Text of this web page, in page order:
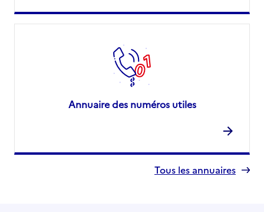
Annuaire des numéros utiles
Tous les annuaires